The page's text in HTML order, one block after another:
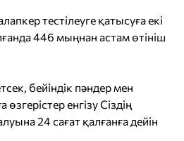
тестілеуге қатысуға екі
446 мыңнан астам өтініш
бейіндік пәндер мен
өзгерістер енгізу Сіздің
24 сағат қалғанға дейін